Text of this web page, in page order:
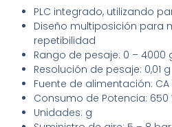
PLC integrado, utilizando
Diseño multiposición para
repetibilidad
Rango de pesaje: 0 – 4000
Resolución de pesaje: 0,01 g
Fuente de alimentación: CA
Consumo de Potencia: 650
Unidades: g